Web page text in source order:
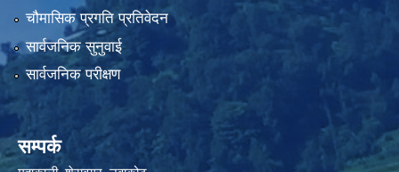
चौमासिक प्रगति प्रतिवेदन
सार्वजनिक सुनुवाई
सार्वजनिक परीक्षण
सम्पर्क